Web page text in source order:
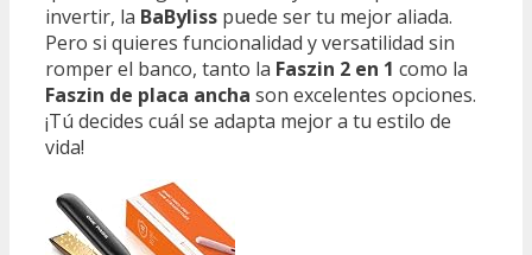
invertir, la BaByliss puede ser tu mejor aliada.
Pero si quieres funcionalidad y versatilidad sin
romper el banco, tanto la Faszin 2 en 1 como la
Faszin de placa ancha son excelentes opciones.
¡Tú decides cuál se adapta mejor a tu estilo de
vida!